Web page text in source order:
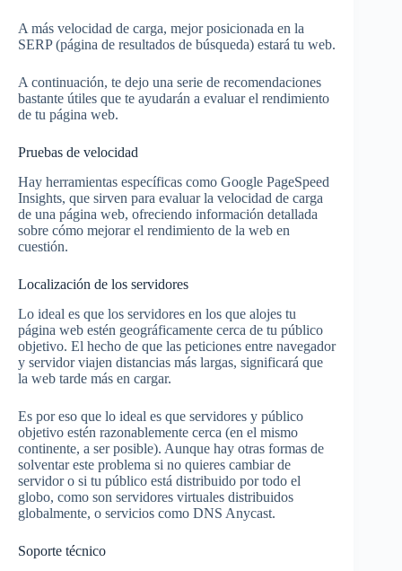
A más velocidad de carga, mejor posicionada en la
SERP (página de resultados de búsqueda) estará tu web.
A continuación, te dejo una serie de recomendaciones
bastante útiles que te ayudarán a evaluar el rendimiento
de tu página web.
Pruebas de velocidad
Hay herramientas específicas como Google PageSpeed
Insights, que sirven para evaluar la velocidad de carga
de una página web, ofreciendo información detallada
sobre cómo mejorar el rendimiento de la web en
cuestión.
Localización de los servidores
Lo ideal es que los servidores en los que alojes tu
página web estén geográficamente cerca de tu público
objetivo. El hecho de que las peticiones entre navegador
y servidor viajen distancias más largas, significará que
la web tarde más en cargar.
Es por eso que lo ideal es que servidores y público
objetivo estén razonablemente cerca (en el mismo
continente, a ser posible). Aunque hay otras formas de
solventar este problema si no quieres cambiar de
servidor o si tu público está distribuido por todo el
globo, como son servidores virtuales distribuidos
globalmente, o servicios como DNS Anycast.
Soporte técnico